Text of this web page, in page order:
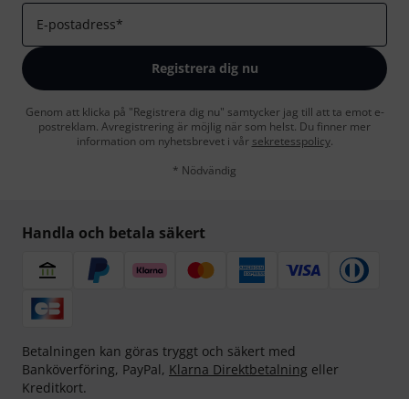
E-postadress*
Registrera dig nu
Genom att klicka på "Registrera dig nu" samtycker jag till att ta emot e-
postreklam. Avregistrering är möjlig när som helst. Du finner mer
information om nyhetsbrevet i vår sekretesspolicy.
* Nödvändig
Handla och betala säkert
Betalningen kan göras tryggt och säkert med
Banköverföring, PayPal, Klarna Direktbetalning eller
Kreditkort.